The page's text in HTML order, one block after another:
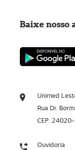
Unimed
Rua Dr.
CEP:
Ouvidoria
Baixe nosso